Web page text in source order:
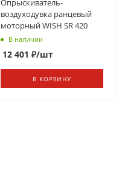
Опрыскиватель-
воздуходувка ранцевый
моторный WISH SR 420
В наличии
12 401 ₽/шт
В КОРЗИНУ